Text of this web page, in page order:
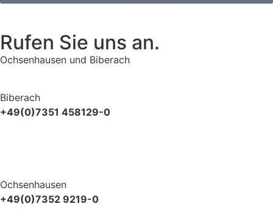
Rufen Sie uns an.
Ochsenhausen und Biberach
Biberach
+49(0)7351 458129-0
Ochsenhausen
+49(0)7352 9219-0